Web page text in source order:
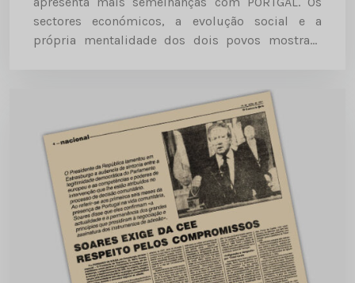
sectores económicos, a evolução social e a
própria mentalidade dos dois povos mostram